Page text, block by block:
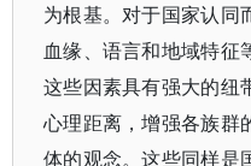
为根基。对于国家认同
血缘、语言和地域特征
这些因素具有强大的纽
心理距离，增强各族群
体的观念。这些同样是